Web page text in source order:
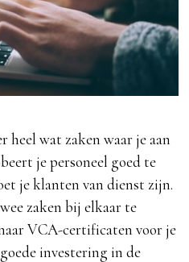
heel wat zaken waar je aan
je personeel goed te
je klanten van dienst zijn.
zaken bij elkaar te
VCA-certificaten voor je
investering in de